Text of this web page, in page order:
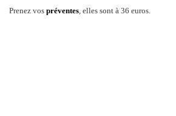
Prenez vos préventes, elles sont à 36 euros.